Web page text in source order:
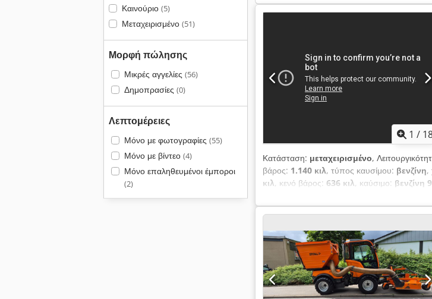
Καινούριο (5)
Μεταχειρισμένο (51)
Μορφή πώλησης
Μικρές αγγελίες (56)
Δημοπρασίες (0)
Λεπτομέρειες
Μόνο με φωτογραφίες (55)
Μόνο με βίντεο (4)
Μόνο επαληθευμένοι έμποροι
(2)
1 /
Κατάσταση: μεταχειρισμένο,
βάρος: 1.140 κιλ, τύπος καυσίμου: βενζίνη,
κιλ, κενό βάρος: 636 κιλ, καύσιμο: βενζίνη
Djdeymynaopfx Aptjkr + Buffalo HVHPX +
Φώτα + Κίτρινο προειδοποιητικό φως +
εκ. + Κιτ πολτοποίησης με προστατευτικό
Vanguard, 627 κ.εκ., 23 HP + Βάρος χωρίς
διακοπής μπαταρίας + Ικανότητα κάλυψης:
οχήματα μέσω email – εγγραφείτε στο
ενδιάμεσης πώλησης!